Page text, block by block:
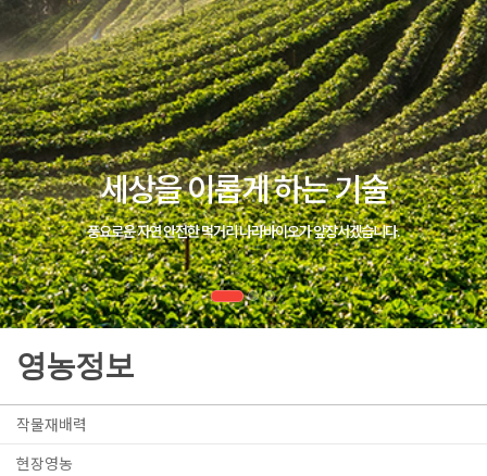
세상을 이롭게 하는 기술
풍요로운 자연 안전한 먹거리 나라바이오가 앞장서겠습니다.
영농정보
작물재배력
현장영농